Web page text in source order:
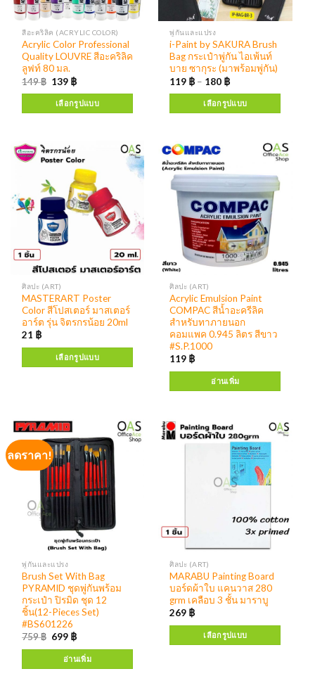
สีอะคริลิค (ACRYLIC COLOR)
Acrylic Color Professional
Quality LOUVRE สีอะคริลิค
ลูฟท์ 80 มล.
149฿ 139 ฿
เลือกรูปแบบ
ศิลปะ (ART)
Acrylic Emulsion Paint
COMPAC สีน้ำอะครีลิค
สำหรับทาภายนอก
คอมแพค 0.945 ลิตร สีขาว
#S.P.1000
119 ฿
อ่านเพิ่ม
ลดราคา!
พู่กันและแปรง
Brush Set With Bag
PYRAMID ชุดพู่กันพร้อม
กระเป๋า ปิรมิด ชุด 12
ชิ้น(12-Pieces Set)
#BS601226
759฿ 699 ฿
อ่านเพิ่ม
พู่กันและแปรง
i-Paint by SAKURA Brush
Bag กระเป๋าพู่กัน ไอเพ้นท์
บาย ซากุระ (มาพร้อมพู่กัน)
119 ฿ – 180 ฿
เลือกรูปแบบ
ศิลปะ (ART)
MARABU Painting Board
บอร์ดผ้าใบ แคนวาส 280
grm เคลือบ 3 ชั้น มาราบู
269 ฿
เลือกรูปแบบ
ศิลปะ (ART)
MASTERART Poster
Color สีโปสเตอร์ มาสเตอร์
อาร์ต รุ่น จิตรกรน้อย 20ml
21 ฿
เลือกรูปแบบ